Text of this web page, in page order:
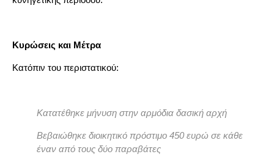
Κυρώσεις και Μέτρα
Κατόπιν του περιστατικού:
Κατατέθηκε μήνυση στην αρμόδια δασική αρχή
Βεβαιώθηκε διοικητικό πρόστιμο 450 ευρώ σε κάθε
έναν από τους δύο παραβάτες